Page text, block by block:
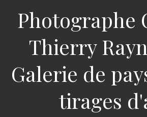
Photographe
Thierry
Galerie de
tirages